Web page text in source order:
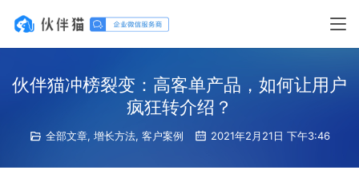
伙伴猫冲榜裂变：高客单产品，如何让用户
疯狂转介绍？
全部文章, 增长方法, 客户案例 2021年2月21日 下午3:46